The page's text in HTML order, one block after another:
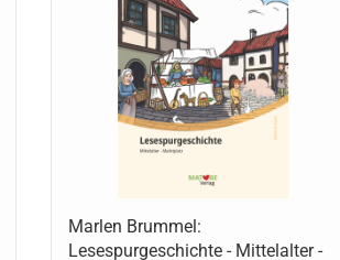
Marlen Brummel:
Lesespurgeschichte - Mittelalter -